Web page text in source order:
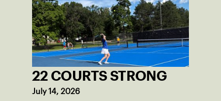
22 COURTS STRONG
July 14, 2026